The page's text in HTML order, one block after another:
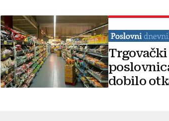
Trgovački
dobilo